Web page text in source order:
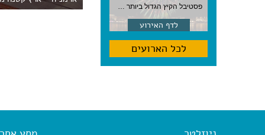
פסטיבל הקיץ הגדול ביותר בהמבורג, סוף אוגוסט, גרמניה
לדף האירוע
לכל הארועים